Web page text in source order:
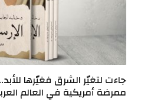
جاءت لتغيّر الشرق فغيّرها
ممرضة أمريكية في العالم